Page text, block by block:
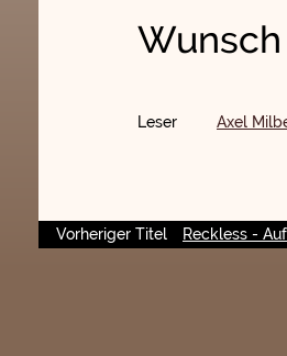
Leser Axel
Vorheriger Titel Reckless -